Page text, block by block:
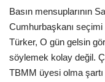
Basın mensuplarının
Cumhurbaşkanı seçimi
Türker, O gün gelsin
söylemek kolay değil.
TBMM üyesi olma